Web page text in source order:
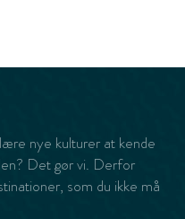
nye kulturer at kende
Det gør vi. Derfor
som du ikke må